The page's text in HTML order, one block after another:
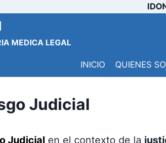
MEDICA LEGAL
INICIO QUIENES
Judicial
Judicial en el contexto de la